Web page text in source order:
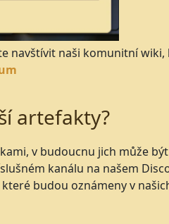
navštívit naši komunitní
artefakty?
v budoucnu jich může
kanálu na našem
budou oznámeny v